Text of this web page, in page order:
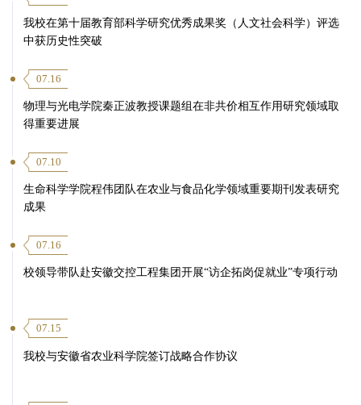
我校在第十届教育部科学研究优秀成果奖（人文社会科学）评选
中获历史性突破
07.16
物理与光电学院秦正波教授课题组在非共价相互作用研究领域取
得重要进展
07.10
生命科学学院程伟团队在农业与食品化学领域重要期刊发表研究
成果
07.16
校领导带队赴安徽交控工程集团开展“访企拓岗促就业”专项行动
07.15
我校与安徽省农业科学院签订战略合作协议